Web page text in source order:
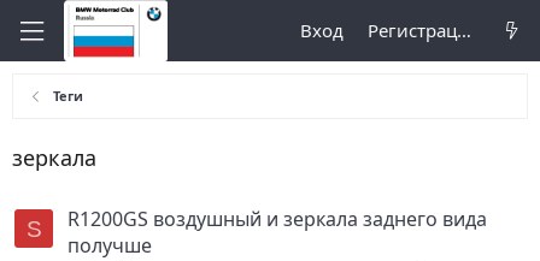
Вход Регистрация
Теги
зеркала
S
R1200GS воздушный и зеркала заднего вида
получше